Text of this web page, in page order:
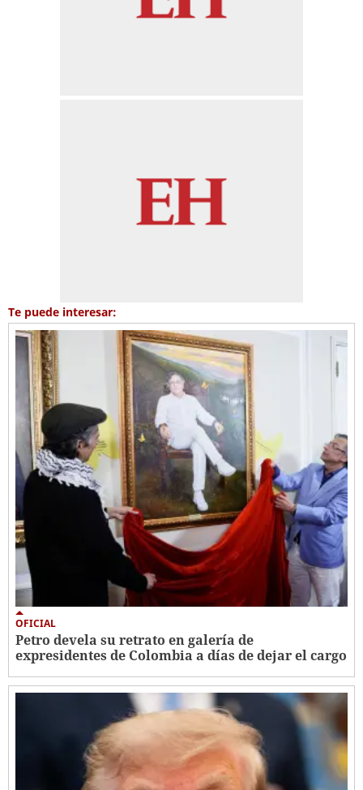
Te puede interesar:
OFICIAL
Petro devela su retrato en galería de
expresidentes de Colombia a días de dejar el cargo